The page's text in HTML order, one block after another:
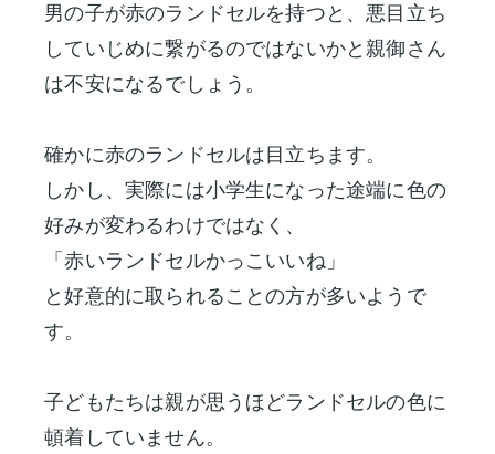
男の子が赤のランドセルを持つと、悪目立ち
していじめに繋がるのではないかと親御さん
は不安になるでしょう。
確かに赤のランドセルは目立ちます。
しかし、実際には小学生になった途端に色の
好みが変わるわけではなく、
「赤いランドセルかっこいいね」
と好意的に取られることの方が多いようで
す。
子どもたちは親が思うほどランドセルの色に
頓着していません。